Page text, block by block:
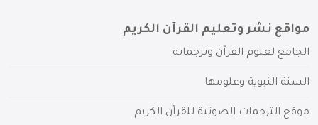
مواقع نشر وتعليم القرآن الكريم
الجامع لعلوم القرآن وترجماته
السنة النبوية وعلومها
موقع الترجمات الصوتية للقرآن الكريم